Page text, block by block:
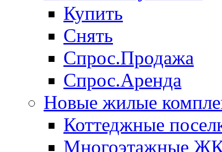
Купить
Снять
Спрос.Продажа
Спрос.Аренда
Новые жилые
Коттеджные
Многоэтажные